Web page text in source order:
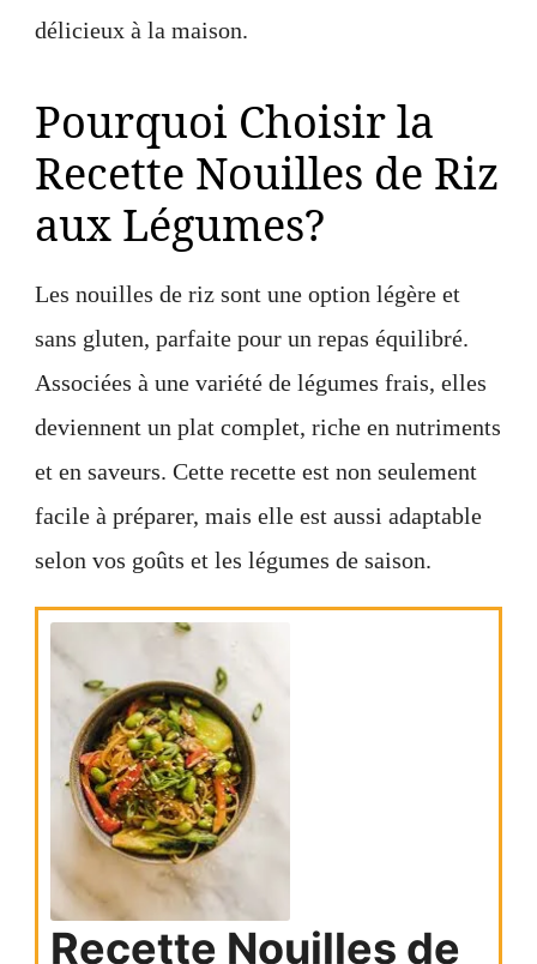
délicieux à la maison.
Pourquoi Choisir la
Recette Nouilles de Riz
aux Légumes?
Les nouilles de riz sont une option légère et
sans gluten, parfaite pour un repas équilibré.
Associées à une variété de légumes frais, elles
deviennent un plat complet, riche en nutriments
et en saveurs. Cette recette est non seulement
facile à préparer, mais elle est aussi adaptable
selon vos goûts et les légumes de saison.
Recette Nouilles de